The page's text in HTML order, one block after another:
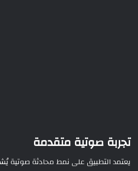
تجربة صوتية متقدمة
يعتمد التطبيق على نمط محادثة صوتية